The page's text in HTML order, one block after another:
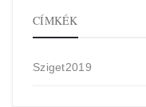
CÍMKÉK
Sziget2019